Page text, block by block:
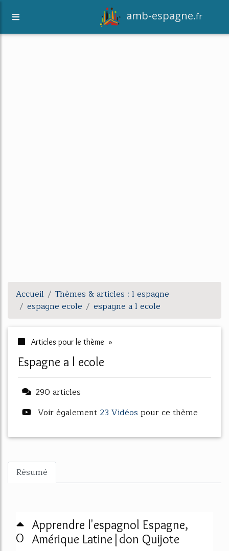
amb-espagne.fr
Accueil
Thèmes & articles : l espagne
espagne ecole
espagne a l ecole
Articles pour le thème »
espagne a l ecole
290 articles
Voir également 23 Vidéos pour ce thème
Résumé
0
Apprendre l'espagnol Espagne,
Amérique Latine|don Quijote